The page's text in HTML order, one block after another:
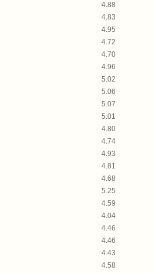
4.88
4.83
4.95
4.72
4.70
4.96
5.02
5.06
5.07
5.01
4.80
4.74
4.93
4.81
4.68
5.25
4.59
4.04
4.46
4.46
4.43
4.58